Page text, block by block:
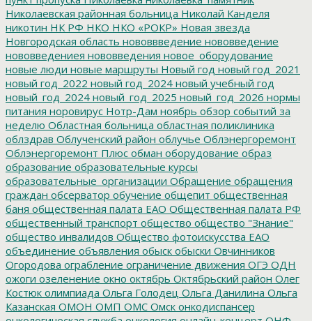
Николаевская районная больница Николай Канделя
никотин НК РФ НКО НКО «РОКР» Новая звезда
Новгородская область нововвведение нововведение
нововведениея нововведения новое_оборудование
новые люди новые маршруты Новый год новый год_2021
новый год_2022 новый год_2024 новый учебный год
новый_год_2024 новый_год_2025 новый_год_2026 нормы
питания норовирус Нотр-Дам ноябрь обзор событий за
неделю Областная больница областная поликлиника
облздрав Облученский район облучье Облэнергоремонт
Облэнергоремонт Плюс обман оборудование образ
образование образовательные курсы
образовательные_организации Обращение обращения
граждан обсерватор обучение общепит общественная
баня общественная палата ЕАО Общественная палата РФ
общественный транспорт общество общество "Знание"
общество инвалидов Общество фотоискусства ЕАО
объединение объявления обыск обыски Овчинников
Огородова ограбление ограничение движения ОГЭ ОДН
ожоги озеленение окно октябрь Октябрьский район Олег
Костюк олимпиада Ольга Голодец Ольга Данилина Ольга
Казанская ОМОН ОМП ОМС Омск онкодиспансер